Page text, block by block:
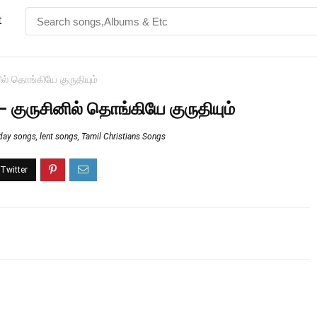
தொங்கியே குருதியும்
தொங்கியே குருதியும்
songs, lent songs, Tamil Christians Songs